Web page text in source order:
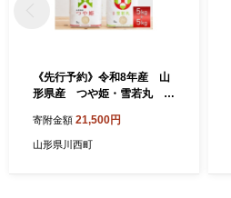
《先行予約》令和8年産 山
形県産 つや姫・雪若丸 計
寄附金額 21,500円
山形県川西町